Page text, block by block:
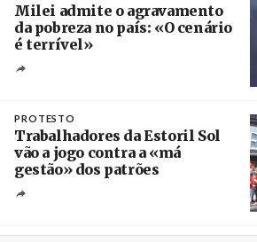
Milei admite o agravamento
da pobreza no país: «O cenário
é terrível»
PROTESTO
Trabalhadores da Estoril Sol
vão a jogo contra a «má
gestão» dos patrões